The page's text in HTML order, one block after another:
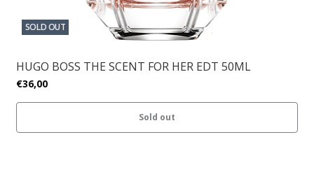
SOLD OUT
HUGO BOSS THE SCENT FOR HER EDT 50ML
€36,00
Sold out